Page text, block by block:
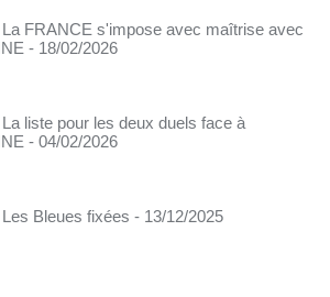
FRANCE s'impose avec maîtrise avec
- 18/02/2026
liste pour les deux duels face à
- 04/02/2026
Bleues fixées - 13/12/2025